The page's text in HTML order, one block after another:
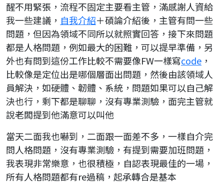
醒不用緊張，流程不固定主要看主管，滿感謝人資給
我一些建議， 自我介紹＋碩論介紹後，主管有問一些
問題，但因為領域不同所以就照實回答，接下來問題
都是人格問題，例如最大的困難，可以提早準備，另
外也有問到這份工作比較不需要像FW一樣寫code ，
比較像是定位出是哪個層面出問題，然後由該領域人
員解決，如硬體、韌體、系統，問題如果可以自己解
決也行，剩下都是聊聊，沒有專業測驗，面完主管就
說老闆提到他滿意可以叫他
當天二面我也嚇到，二面跟一面差不多，一樣自介完
問人格問題，沒有專業測驗，有提到需要加班問題，
我表現非常樂意，也很積極，自認表現最佳的一場，
所有人格問題都有re過稿，起承轉合是基本